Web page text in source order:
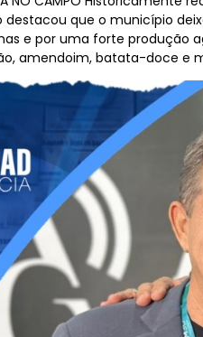
destacou que o município
e por uma forte produção
amendoim, batata-doce e